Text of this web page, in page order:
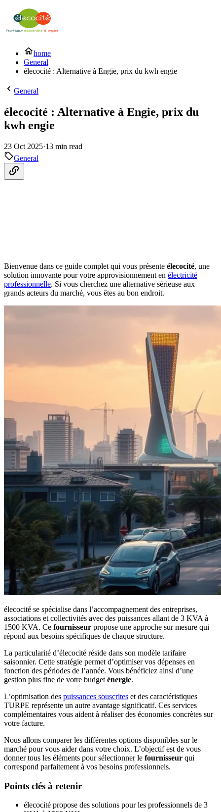
home
General
élecocité : Alternative à Engie, prix du kwh engie
General
élecocité : Alternative à Engie, prix du
kwh engie
23 Oct 2025·13 min read
General
Bienvenue dans ce guide complet qui vous présente élecocité, une
solution innovante pour votre approvisionnement en électricité
professionnelle. Si vous cherchez une alternative sérieuse aux
grands acteurs du marché, vous êtes au bon endroit.
élecocité se spécialise dans l’accompagnement des entreprises,
associations et collectivités avec des puissances allant de 3 KVA à
1500 KVA. Ce fournisseur propose une approche sur mesure qui
répond aux besoins spécifiques de chaque structure.
La particularité d’élecocité réside dans son modèle tarifaire
saisonnier. Cette stratégie permet d’optimiser vos dépenses en
fonction des périodes de l’année. Vous bénéficiez ainsi d’une
gestion plus fine de votre budget énergie.
L’optimisation des puissances souscrites et des caractéristiques
TURPE représente un autre avantage significatif. Ces services
complémentaires vous aident à réaliser des économies concrètes sur
votre facture.
Nous allons comparer les différentes options disponibles sur le
marché pour vous aider dans votre choix. L’objectif est de vous
donner tous les éléments pour sélectionner le fournisseur qui
correspond parfaitement à vos besoins professionnels.
Points clés à retenir
élecocité propose des solutions pour les professionnels de 3